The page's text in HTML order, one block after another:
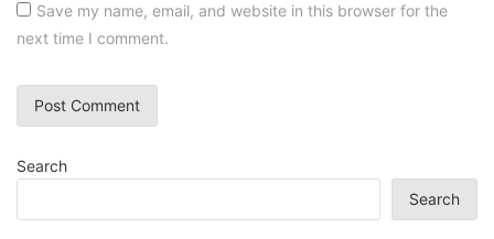
Save my name, email, and website in this browser for the
next time I comment.
Search
Search